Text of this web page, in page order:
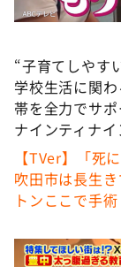
教えて！
新婚さん
ポツンと一
ザキ山小屋
ぺこぱの
アナ回覧板
“子育てしやす
学校生活に関
帯を全力でサ
ナインティナ
【TVer】「死
吹田市は長生
トンここで手